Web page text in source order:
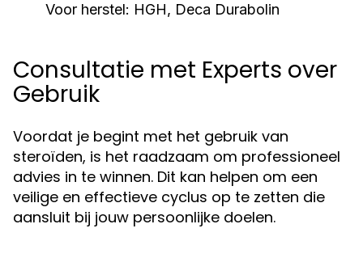
Voor herstel: HGH, Deca Durabolin
Consultatie met Experts over
Gebruik
Voordat je begint met het gebruik van
steroïden, is het raadzaam om professioneel
advies in te winnen. Dit kan helpen om een
veilige en effectieve cyclus op te zetten die
aansluit bij jouw persoonlijke doelen.